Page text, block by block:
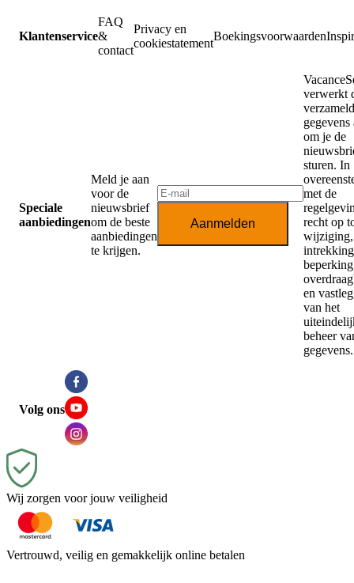
Klantenservice
FAQ
&
contact
Privacy en
cookiestatement
Boekingsvoorwaarden
Speciale
aanbiedingen
Meld je aan
voor de
nieuwsbrief
om de beste
aanbiedingen
te krijgen.
Aanmelden
verwerkt
gegevens
om je de
sturen. In
met de
recht op
wijziging,
en
van het
beheer
gegevens.
Volg ons
Wij zorgen voor jouw veiligheid
Vertrouwd, veilig en gemakkelijk online betalen